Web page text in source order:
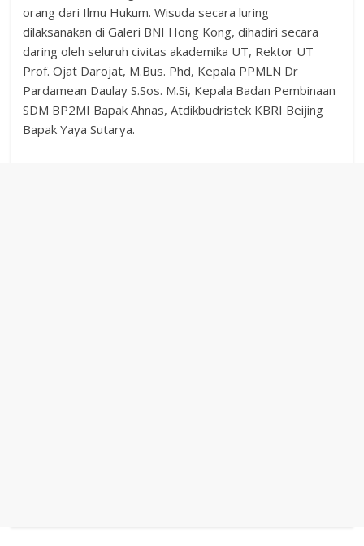
orang dari Ilmu Hukum. Wisuda secara luring
dilaksanakan di Galeri BNI Hong Kong, dihadiri secara
daring oleh seluruh civitas akademika UT, Rektor UT
Prof. Ojat Darojat, M.Bus. Phd, Kepala PPMLN Dr
Pardamean Daulay S.Sos. M.Si, Kepala Badan Pembinaan
SDM BP2MI Bapak Ahnas, Atdikbudristek KBRI Beijing
Bapak Yaya Sutarya.